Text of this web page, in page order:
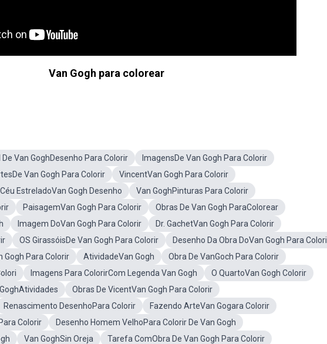
Van Gogh para colorear
De Van GoghDesenho Para Colorir
ImagensDe Van Gogh Para Colorir
Van Gogh Para Colorir
VincentVan Gogh Para Colorir
Céu EstreladoVan Gogh Desenho
Van GoghPinturas Para Colorir
PaisagemVan Gogh Para Colorir
Obras De Van Gogh ParaColorear
Imagem DoVan Gogh Para Colorir
Dr. GachetVan Gogh Para Colorir
OS GirassóisDe Van Gogh Para Colorir
Desenho Da Obra DoVan Gogh Para
Gogh Para Colorir AtividadeVan Gogh
Obra De VanGoch Para Colorir
Imagens Para ColorirCom Legenda Van Gogh
O QuartoVan Gogh Colorir
Obras De VicentVan Gogh Para Colorir
Renascimento DesenhoPara Colorir
Fazendo ArteVan Gogara Colorir
Colorir
Desenho Homem VelhoPara Colorir De Van Gogh
Van GoghSin Oreja
Tarefa ComObra De Van Gogh Para Colorir